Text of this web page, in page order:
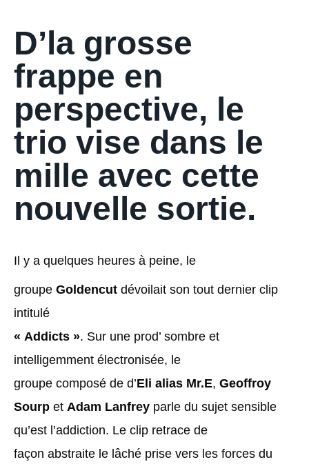
D’la grosse
frappe en
perspective, le
trio vise dans le
mille avec cette
nouvelle sortie.
Il y a quelques heures à peine, le
groupe Goldencut dévoilait son tout dernier clip
intitulé
« Addicts ». Sur une prod’ sombre et
intelligemment électronisée, le
groupe composé de d’Eli alias Mr.E, Geoffroy
Sourp et Adam Lanfrey parle du sujet sensible
qu’est l’addiction. Le clip retrace de
façon abstraite le lâché prise vers les forces du